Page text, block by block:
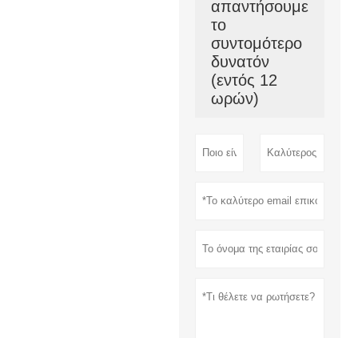
απαντήσουμε
το
συντομότερο
δυνατόν
(εντός 12
ωρών)